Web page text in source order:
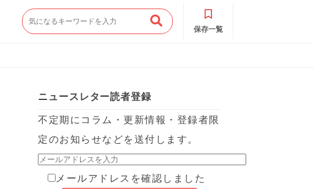
保存一覧
ニュースレター読者登録
不定期にコラム・更新情報・登録者限
定のお知らせなどを送付します。
メールアドレスを確認しました